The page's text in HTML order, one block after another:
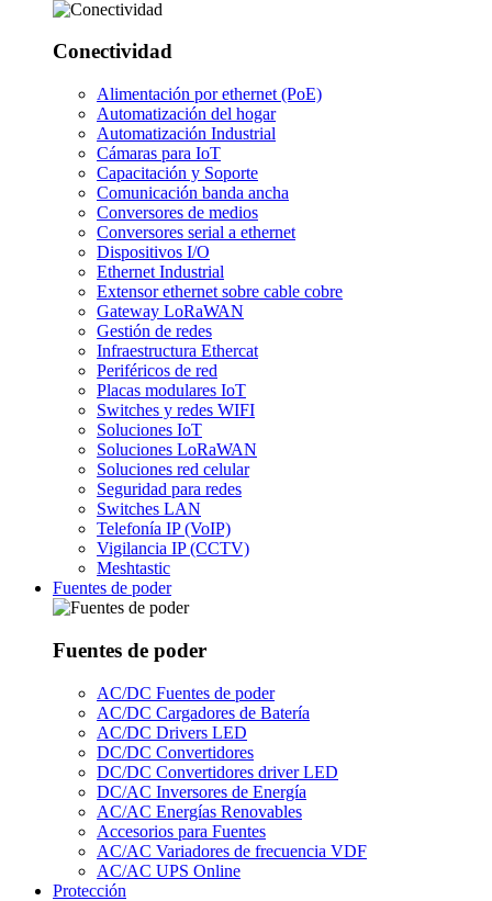
Conectividad
Alimentación por ethernet (PoE)
Automatización del hogar
Automatización Industrial
Cámaras para IoT
Capacitación y Soporte
Comunicación banda ancha
Conversores de medios
Conversores serial a ethernet
Dispositivos I/O
Ethernet Industrial
Extensor ethernet sobre cable cobre
Gateway LoRaWAN
Gestión de redes
Infraestructura Ethercat
Periféricos de red
Placas modulares IoT
Switches y redes WIFI
Soluciones IoT
Soluciones LoRaWAN
Soluciones red celular
Seguridad para redes
Switches LAN
Telefonía IP (VoIP)
Vigilancia IP (CCTV)
Meshtastic
Fuentes de poder
Fuentes de poder
AC/DC Fuentes de poder
AC/DC Cargadores de Batería
AC/DC Drivers LED
DC/DC Convertidores
DC/DC Convertidores driver LED
DC/AC Inversores de Energía
AC/AC Energías Renovables
Accesorios para Fuentes
AC/AC Variadores de frecuencia VDF
AC/AC UPS Online
Protección